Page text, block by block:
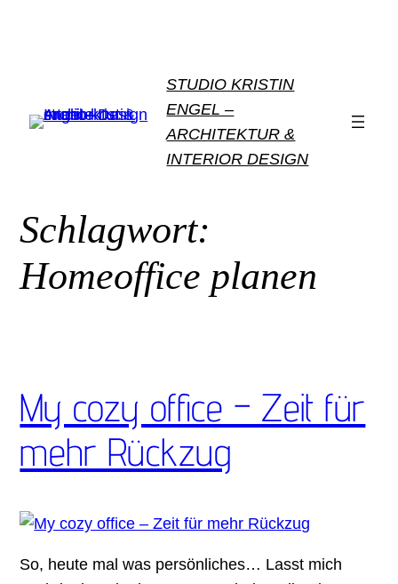
STUDIO KRISTIN
ENGEL –
ARCHITEKTUR &
INTERIOR DESIGN
Schlagwort:
Homeoffice planen
My cozy office – Zeit für
mehr Rückzug
So, heute mal was persönliches… Lasst mich